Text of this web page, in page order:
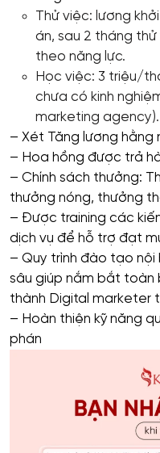
Thử việc: lương
án, sau 2 tháng
theo năng lực.
Học việc: 3 triệu/
chưa có kinh
marketing agency).
– Xét Tăng lương hằng
– Hoa hồng được trả
– Chính sách thưởng:
thưởng nóng, thưởng
– Được training các
dịch vụ để hỗ trợ đạt
– Quy trình đào tạo
sâu giúp nắm bắt toàn
thành Digital marketer
– Hoàn thiện kỹ năng
phán